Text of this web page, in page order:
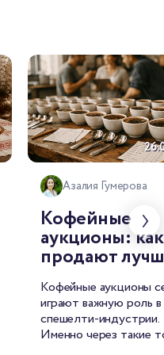
Азалия Гумерова
Кофейные
аукционы: как
продают
лоты мира
Кофейные аукционы
играют важную роль в
спешелти-индустрии.
Именно через такие